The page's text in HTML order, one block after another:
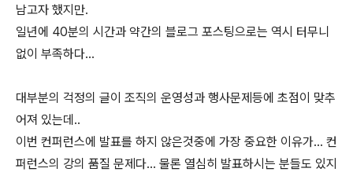
남고자 했지만.
일년에 40분의 시간과 약간의 블로그 포스팅으로는 역시 터무니
없이 부족하다...
대부분의 걱정의 글이 조직의 운영성과 행사문제등에 초점이 맞추
어져 있는데..
이번 컨퍼런스에 발표를 하지 않은것중에 가장 중요한 이유가... 컨
퍼런스의 강의 품질 문제다... 물론 열심히 발표하시는 분들도 있지